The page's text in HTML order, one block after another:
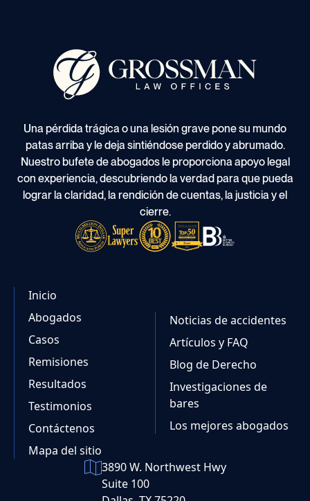
Una pérdida trágica o una lesión grave pone su mundo
patas arriba y le deja sintiéndose perdido y abrumado.
Nuestro bufete de abogados le proporciona apoyo legal
con experiencia, descubriendo la verdad para que pueda
lograr la claridad, la rendición de cuentas, la justicia y el
cierre.
Inicio
Abogados
Casos
Remisiones
Resultados
Testimonios
Contáctenos
Mapa del sitio
Noticias de accidentes
Artículos y FAQ
Blog de Derecho
Investigaciones de
bares
Los mejores abogados
3890 W. Northwest Hwy
Suite 100